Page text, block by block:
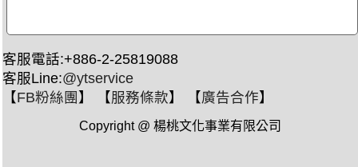
客服電話:+886-2-25819088
客服Line:@ytservice
【FB粉絲團 】 【服務條款】 【廣告合作】
Copyright @ 楊桃文化事業有限公司